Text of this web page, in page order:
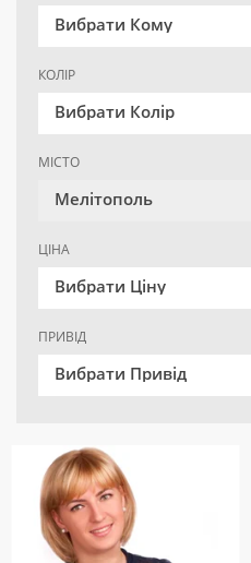
Вибрати Кому
КОЛІР
Вибрати Колір
МІСТО
Мелітополь
ЦІНА
Вибрати Ціну
ПРИВІД
Вибрати Привід